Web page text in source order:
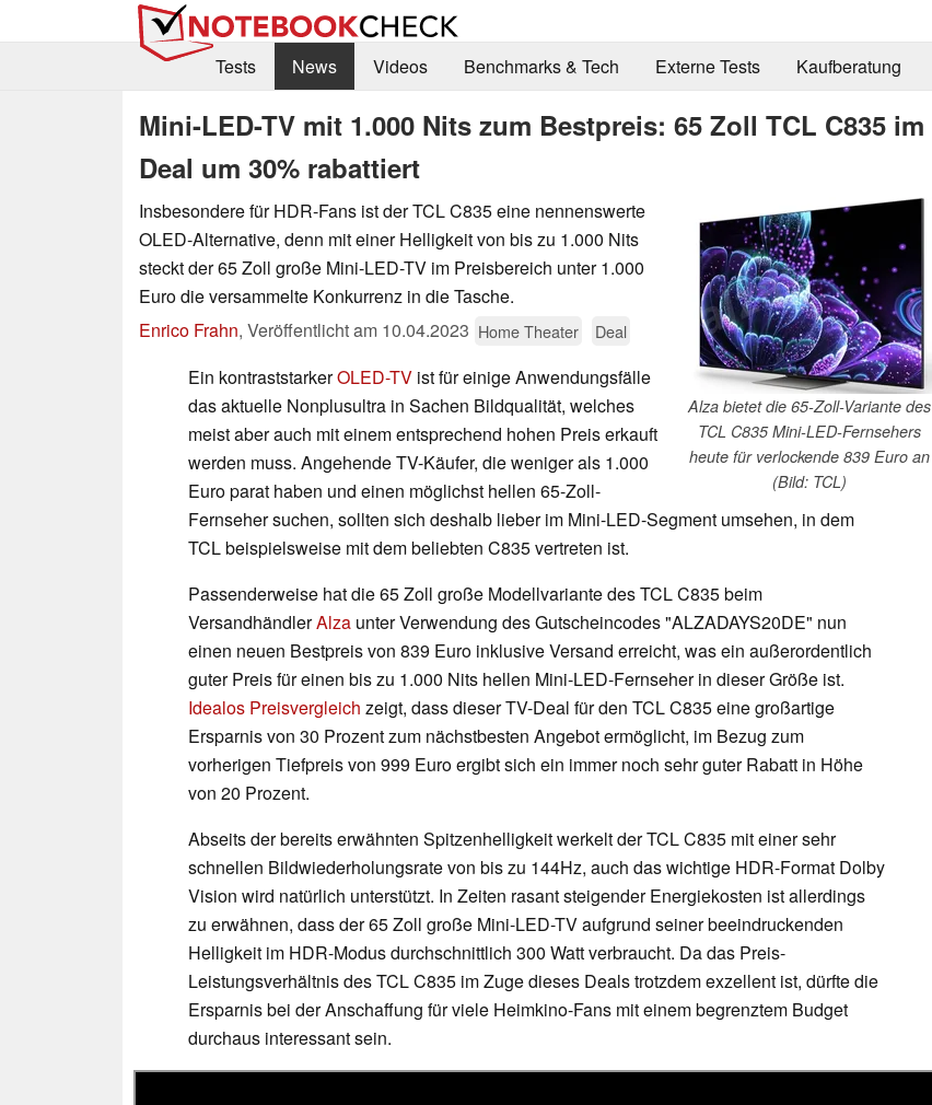
Tests
News Videos Benchmarks & Tech Externe Tests Kaufberatung
Mini-LED-TV mit 1.000 Nits zum Bestpreis: 65 Zoll TCL C835 im
Deal um 30% rabattiert
Alza bietet die 65-Zoll-Variante des
TCL C835 Mini-LED-Fernsehers
heute für verlockende 839 Euro an
(Bild: TCL)
Insbesondere für HDR-Fans ist der TCL C835 eine nennenswerte
OLED-Alternative, denn mit einer Helligkeit von bis zu 1.000 Nits
steckt der 65 Zoll große Mini-LED-TV im Preisbereich unter 1.000
Euro die versammelte Konkurrenz in die Tasche.
Enrico Frahn, Veröffentlicht am 10.04.2023 Home Theater Deal
Ein kontraststarkerOLED-TV ist für einige Anwendungsfälle
das aktuelle Nonplusultra in Sachen Bildqualität, welches
meist aber auch mit einem entsprechend hohen Preis erkauft
werden muss. Angehende TV-Käufer, die weniger als 1.000
Euro parat haben und einen möglichst hellen 65-Zoll-
Fernseher suchen, sollten sich deshalb lieber im Mini-LED-Segment umsehen, in dem
TCL beispielsweise mit dem beliebten C835 vertreten ist.
Passenderweise hat die 65 Zoll große Modellvariante des TCL C835 beim
VersandhändlerAlza unter Verwendung des Gutscheincodes "ALZADAYS20DE" nun
einen neuen Bestpreis von 839 Euro inklusive Versand erreicht, was ein außerordentlich
guter Preis für einen bis zu 1.000 Nits hellen Mini-LED-Fernseher in dieser Größe ist.
Idealos Preisvergleich zeigt, dass dieser TV-Deal für den TCL C835 eine großartige
Ersparnis von 30 Prozent zum nächstbesten Angebot ermöglicht, im Bezug zum
vorherigen Tiefpreis von 999 Euro ergibt sich ein immer noch sehr guter Rabatt in Höhe
von 20 Prozent.
Abseits der bereits erwähnten Spitzenhelligkeit werkelt der TCL C835 mit einer sehr
schnellen Bildwiederholungsrate von bis zu 144Hz, auch das wichtige HDR-Format Dolby
Vision wird natürlich unterstützt. In Zeiten rasant steigender Energiekosten ist allerdings
zu erwähnen, dass der 65 Zoll große Mini-LED-TV aufgrund seiner beeindruckenden
Helligkeit im HDR-Modus durchschnittlich 300 Watt verbraucht. Da das Preis-
Leistungsverhältnis des TCL C835 im Zuge dieses Deals trotzdem exzellent ist, dürfte die
Ersparnis bei der Anschaffung für viele Heimkino-Fans mit einem begrenztem Budget
durchaus interessant sein.